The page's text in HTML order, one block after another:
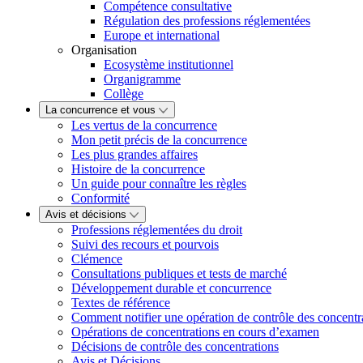
Compétence consultative
Régulation des professions réglementées
Europe et international
Organisation
Ecosystème institutionnel
Organigramme
Collège
La concurrence et vous
Les vertus de la concurrence
Mon petit précis de la concurrence
Les plus grandes affaires
Histoire de la concurrence
Un guide pour connaître les règles
Conformité
Avis et décisions
Professions réglementées du droit
Suivi des recours et pourvois
Clémence
Consultations publiques et tests de marché
Développement durable et concurrence
Textes de référence
Comment notifier une opération de contrôle des
Opérations de concentrations en cours d’examen
Décisions de contrôle des concentrations